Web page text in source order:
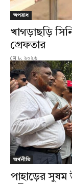
অপরাধ
খাগড়াছড়ি
গ্রেফতার
মে ৮, ২০২৬
অর্থনীতি
পাহাড়ের সুষম